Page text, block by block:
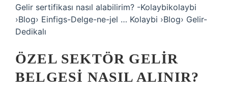
Gelir sertifikası nasıl alabilirim? -Kolaybikolaybi
›Blog› Einfigs-Delge-ne-jel … Kolaybi ›Blog› Gelir-
Dedikalı
ÖZEL SEKTÖR GELIR
BELGESI NASIL ALINIR?